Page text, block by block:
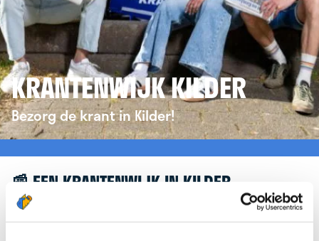
KRANTENWIJK KILDER
Bezorg de krant in Kilder!
📰 EEN KRANTENWIJK IN KILDER
Leuk dat je geïnteresseerd bent in een